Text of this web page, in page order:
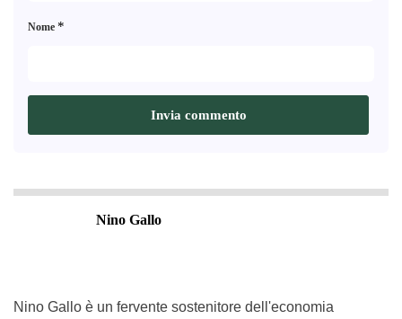
Nome *
Nino Gallo
Nino Gallo è un fervente sostenitore dell'economia